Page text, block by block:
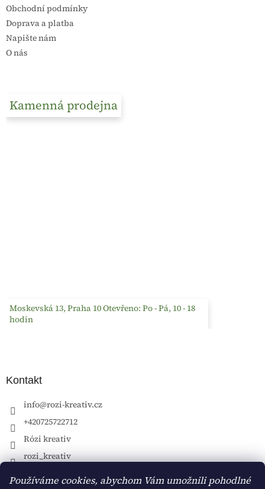
Používáme cookies, abychom Vám umožnili pohodlné
Obchodní podmínky
Doprava a platba
Napište nám
O nás
Kamenná prodejna
Moskevská 13, Praha 10 Otevřeno: Po - Pá, 10 - 18
hodin
Kontakt
info@rozi-kreativ.cz
+420725722712
Rózi kreativ
rozi_kreativ